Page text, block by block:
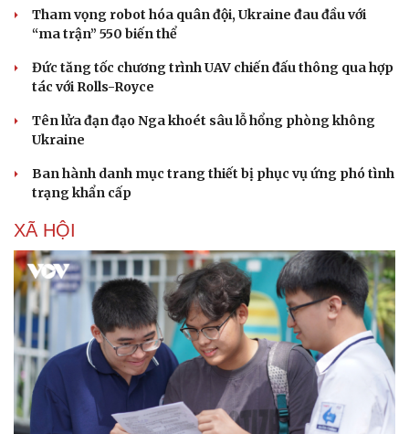
Tham vọng robot hóa quân đội, Ukraine đau đầu với
“ma trận” 550 biến thể
Đức tăng tốc chương trình UAV chiến đấu thông qua hợp
tác với Rolls-Royce
Tên lửa đạn đạo Nga khoét sâu lỗ hổng phòng không
Ukraine
Ban hành danh mục trang thiết bị phục vụ ứng phó tình
trạng khẩn cấp
XÃ HỘI